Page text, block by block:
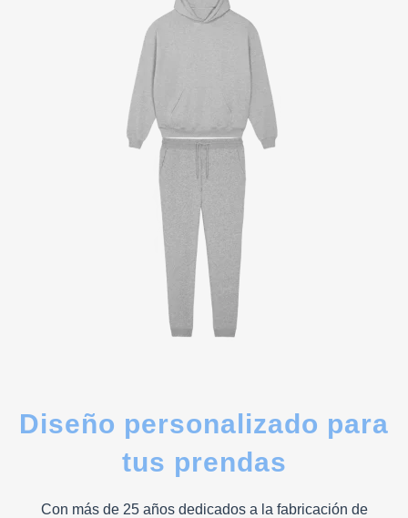
Diseño personalizado para
tus prendas
Con más de 25 años dedicados a la fabricación de